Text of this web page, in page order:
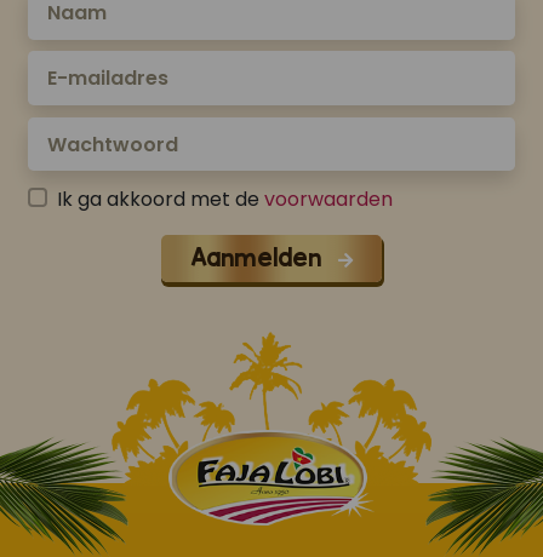
Ik ga akkoord met de voorwaarden
Aanmelden